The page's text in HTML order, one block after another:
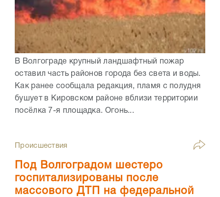
В Волгограде крупный ландшафтный пожар
оставил часть районов города без света и воды.
Как ранее сообщала редакция, пламя с полудня
бушует в Кировском районе вблизи территории
посёлка 7-я площадка. Огонь...
Происшествия
Под Волгоградом шестеро
госпитализированы после
массового ДТП на федеральной